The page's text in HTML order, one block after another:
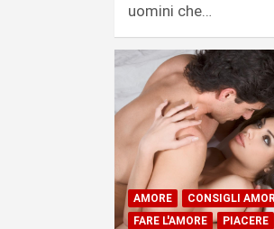
uomini che…
AMORE CONSIGLI
FARE L'AMORE
PIACERE